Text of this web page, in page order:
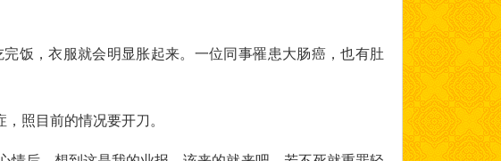
饭，衣服就会明显胀起来。一位同事罹患大肠癌，也有肚
照目前的情况要开刀。